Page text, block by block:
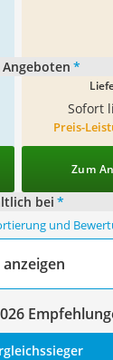
*
Sofort
Preis-
Zum
bei *
und